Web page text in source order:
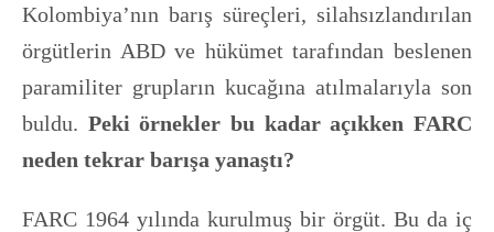
Kolombiya’nın barış süreçleri, silahsızlandırılan
örgütlerin ABD ve hükümet tarafından beslenen
paramiliter grupların kucağına atılmalarıyla son
buldu. Peki örnekler bu kadar açıkken FARC
neden tekrar barışa yanaştı?
FARC 1964 yılında kurulmuş bir örgüt. Bu da iç